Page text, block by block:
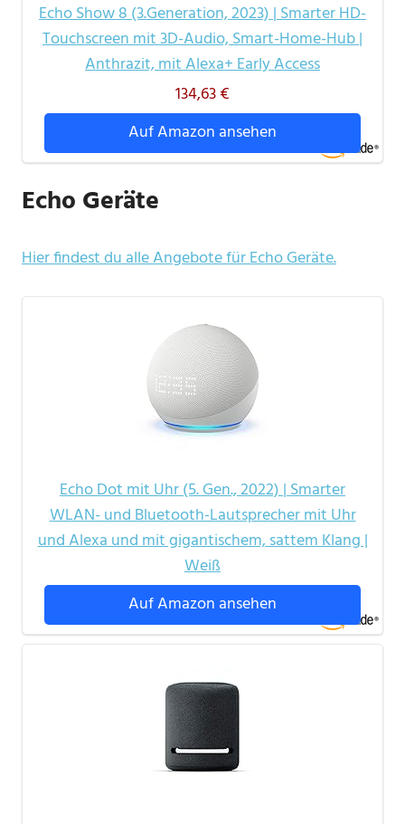
Echo Show 8 (3.Generation, 2023) | Smarter HD-
Touchscreen mit 3D-Audio, Smart-Home-Hub |
Anthrazit, mit Alexa+ Early Access
134,63 €
Auf Amazon ansehen
Echo Geräte
Hier findest du alle Angebote für Echo Geräte.
Echo Dot mit Uhr (5. Gen., 2022) | Smarter
WLAN- und Bluetooth-Lautsprecher mit Uhr
und Alexa und mit gigantischem, sattem Klang |
Weiß
Auf Amazon ansehen